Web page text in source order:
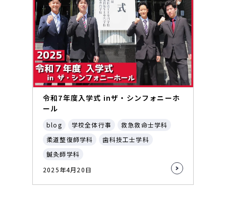
令和7年度入学式 inザ・シンフォニーホ
ール
blog 学校全体行事
救急救命士学科
柔道整復師学科
歯科技工士学科
鍼灸師学科
2025年4月20日